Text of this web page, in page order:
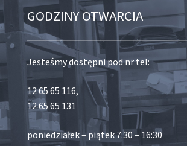
GODZINY OTWARCIA
Jesteśmy dostępni pod nr tel:
12 65 65 116,
12 65 65 131
poniedziałek – piątek 7:30 – 16:30